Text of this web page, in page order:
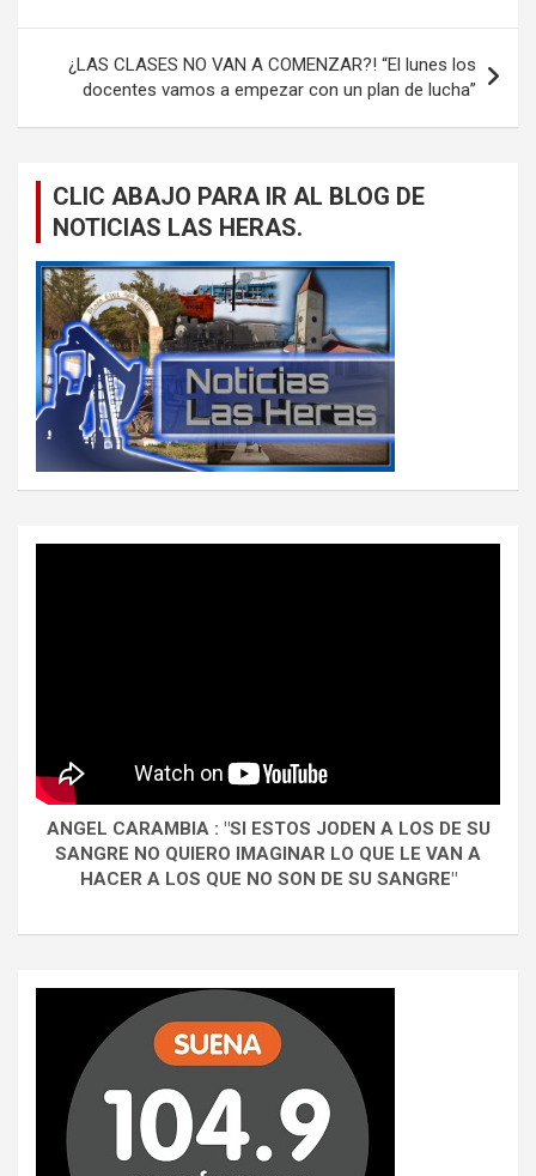
¿LAS CLASES NO VAN A COMENZAR?! “El lunes los
docentes vamos a empezar con un plan de lucha”
CLIC ABAJO PARA IR AL BLOG DE
NOTICIAS LAS HERAS.
ANGEL CARAMBIA : "SI ESTOS JODEN A LOS DE SU
SANGRE NO QUIERO IMAGINAR LO QUE LE VAN A
HACER A LOS QUE NO SON DE SU SANGRE"